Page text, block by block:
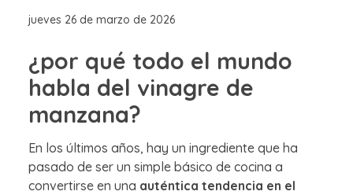
jueves 26 de marzo de 2026
¿por qué todo el mundo
habla del vinagre de
manzana?
En los últimos años, hay un ingrediente que ha
pasado de ser un simple básico de cocina a
convertirse en una auténtica tendencia en el